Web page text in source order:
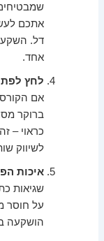
אתכם
דל.
אחד.
לחץ
אם
ברוקר
כראוי –
לשיווק
איכות
שגיאות
על חוסר
הושקעה